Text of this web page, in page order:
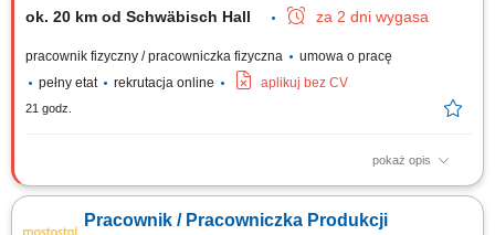
ok. 20 km od Schwäbisch Hall
za 2 dni wygasa
pracownik fizyczny / pracowniczka fizyczna
umowa o pracę
pełny etat
rekrutacja online aplikuj bez CV
21 godz.
pokaż opis
Zakres obowiązków: Wykonywanie oraz montaż drewnianych schodów;
oraz okładzin; Montaż okien w przygotowanych konstrukcjach ściennych;
Pracownik / Pracowniczka Produkcji